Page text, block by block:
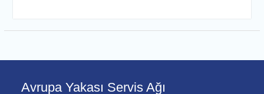
Avrupa Yakası Servis Ağı